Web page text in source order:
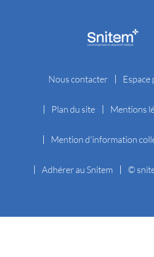
Nous contacter Espace
Plan du site Mentions
Mention d’information
Adhérer au Snitem ©